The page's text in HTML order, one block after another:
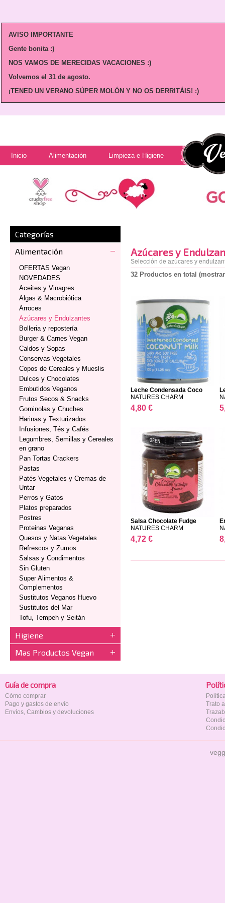
AVISO IMPORTANTE
Gente bonita :)
NOS VAMOS DE MERECIDAS VACACIONES :)
Volvemos el 31 de agosto.
¡TENED UN VERANO SÚPER MOLÓN Y NO OS DERRITÁIS! :)
Inicio Alimentación Limpieza e Higiene
Categorías
Alimentación
OFERTAS Vegan
NOVEDADES
Aceites y Vinagres
Algas & Macrobiótica
Arroces
Azúcares y Endulzantes
Bolleria y repostería
Burger & Carnes Vegan
Caldos y Sopas
Conservas Vegetales
Copos de Cereales y Mueslis
Dulces y Chocolates
Embutidos Veganos
Frutos Secos & Snacks
Gominolas y Chuches
Harinas y Texturizados
Infusiones, Tés y Cafés
Legumbres, Semillas y Cereales
en grano
Pan Tortas Crackers
Pastas
Patés Vegetales y Cremas de
Untar
Perros y Gatos
Platos preparados
Postres
Proteinas Veganas
Quesos y Natas Vegetales
Refrescos y Zumos
Salsas y Condimentos
Sin Gluten
Super Alimentos &
Complementos
Sustitutos Veganos Huevo
Sustitutos del Mar
Tofu, Tempeh y Seitán
Higiene
Mas Productos Vegan
Azúcares y
Selección de azúcares y
32 Productos en total
Leche Condensada Coco
32...
NATURES CHARM
4,80 €
Salsa Chocolate Fudge
NATURES CHARM
4,72 €
Guía de compra
Cómo comprar
Pago y gastos de envío
Envíos, Cambios y devoluciones
Trato